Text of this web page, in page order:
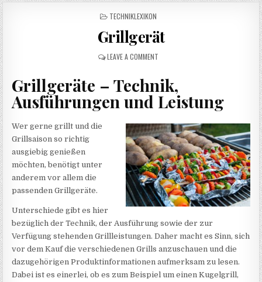
POSTED IN
TECHNIKLEXIKON
Grillgerät
LEAVE A COMMENTON GRILLGERÄT
Grillgeräte – Technik,
Ausführungen und Leistung
Wer gerne grillt und die
Grillsaison so richtig
ausgiebig genießen
möchten, benötigt unter
anderem vor allem die
passenden Grillgeräte.
Unterschiede gibt es hier
bezüglich der Technik, der Ausführung sowie der zur
Verfügung stehenden Grillleistungen. Daher macht es Sinn, sich
vor dem Kauf die verschiedenen Grills anzuschauen und die
dazugehörigen Produktinformationen aufmerksam zu lesen.
Dabei ist es einerlei, ob es zum Beispiel um einen Kugelgrill,